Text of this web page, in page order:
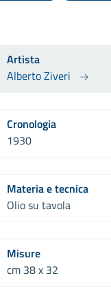
Artista
Alberto Ziveri
Cronologia
1930
Materia e tecnica
Olio su tavola
Misure
cm 38 x 32